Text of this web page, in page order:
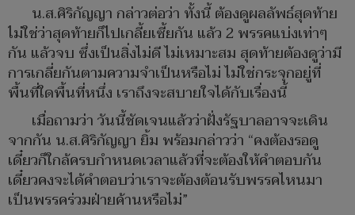
น.ส.ศิริกัญญา กล่าวต่อว่า ทั้งนี้ ต้องดูผลลัพธ์สุดท้าย
ไม่ใช่ว่าสุดท้ายก็ไปเกลี้ยเซี้ยกัน แล้ว 2 พรรคแบ่งเท่าๆ
กัน แล้วจบ ซึ่งเป็นสิ่งไม่ดี ไม่เหมาะสม สุดท้ายต้องดูว่ามี
การเกลี่ยกันตามความจำเป็นหรือไม่ ไม่ใช่กระจุกอยู่ที่
พื้นที่ใดพื้นที่หนึ่ง เราถึงจะสบายใจได้กับเรื่องนี้
เมื่อถามว่า วันนี้ชัดเจนแล้วว่าฝั่งรัฐบาลอาจจะเดิน
จากกัน น.ส.ศิริกัญญา ยิ้ม พร้อมกล่าวว่า “คงต้องรอดู
เดี๋ยวก็ใกล้ครบกำหนดเวลาแล้วที่จะต้องให้คำตอบกัน
เดี๋ยวคงจะได้คำตอบว่าเราจะต้องต้อนรับพรรคไหนมา
เป็นพรรคร่วมฝ่ายค้านหรือไม่”